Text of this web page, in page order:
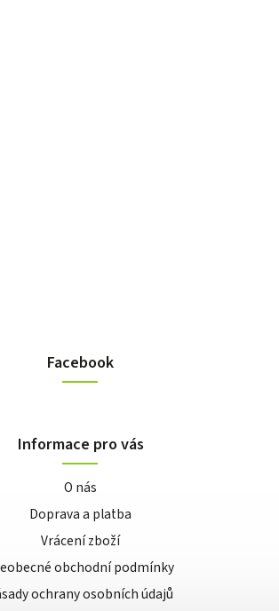
Facebook
Informace pro vás
O nás
Doprava a platba
Vrácení zboží
obchodní podmínky
ochrany osobních údajů